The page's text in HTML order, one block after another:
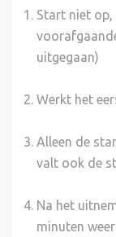
Start niet op,
uitgegaan)
Werkt het
Alleen de
valt ook de
Na het
minuten